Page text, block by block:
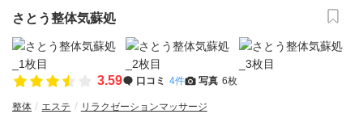
さとう整体気蘇処
3.59 口コミ 4件 写真 6枚
整体 エステ リラクゼーションマッサージ